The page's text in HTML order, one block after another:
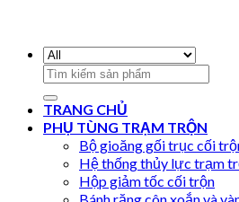
Search
for:
TRANG CHỦ
PHỤ TÙNG TRẠM TRỘN
Bộ gioăng gối trục cối
Hệ thống thủy lực trạm
Hộp giảm tốc cối trộn